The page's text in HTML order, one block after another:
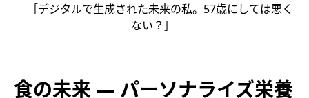
［デジタルで生成された未来の私。57歳にしては悪く
ない？］
食の未来 ― パーソナライズ栄養